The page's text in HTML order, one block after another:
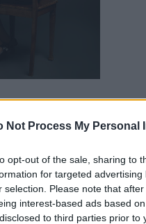
Not Process My Personal
opt-out of the sale, sharing to
for targeted
selection. Please note that
interest-based ads based
to third parties prior
in der amerikanischen
mit den Clintons ist er per
2 x 2 Tickets.
keine durch
sogar Donald Trump